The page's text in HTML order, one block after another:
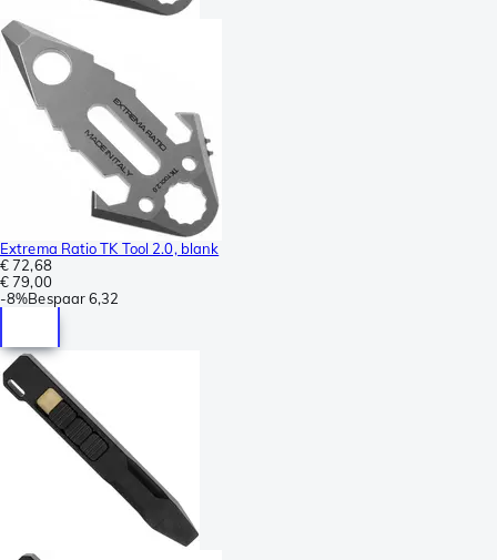
Extrema Ratio TK Tool 2.0, blank
€ 72,68
€ 79,00
-8%Bespaar6,32